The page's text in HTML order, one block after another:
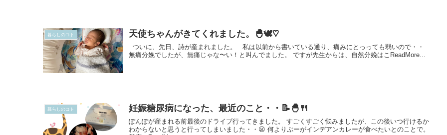
暮らしのコト 天使ちゃんがきてくれました。🐣🕊♡
ついに、先日、詩が産まれました。 私は以前から書いている通り、痛みにとっっても弱いので・・
無痛分娩でしたが、無痛じゃな〜い！と叫んでました。 ですが先生からは、自然分娩はこReadMore...
暮らしのコト 妊娠糖尿病になった、最近のこと・・📝🐣🍴
ぽんぽが産まれる前最後のドライブ行ってきました。 すごくすごく悩みましたが、この後いつ行けるか
わからないと思うと行ってしまいました・・😦 何よりぷーがインデアンカレーが食べたいとのことで。